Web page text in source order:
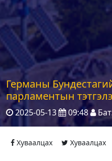
Германы
парламентын
2025-05-13 09:48
Хуваалцах Хуваалцах